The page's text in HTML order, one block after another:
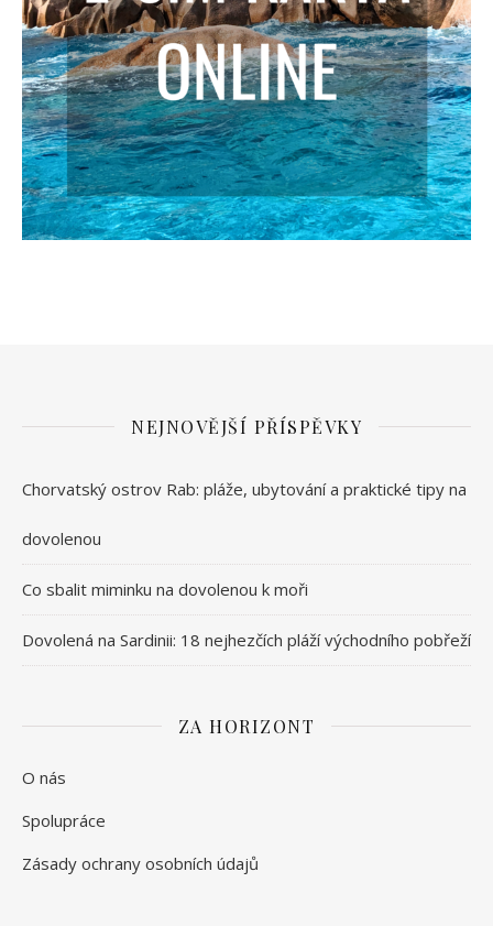
NEJNOVĚJŠÍ PŘÍSPĚVKY
Chorvatský ostrov Rab: pláže, ubytování a praktické tipy na
dovolenou
Co sbalit miminku na dovolenou k moři
Dovolená na Sardinii: 18 nejhezčích pláží východního pobřeží
ZA HORIZONT
O nás
Spolupráce
Zásady ochrany osobních údajů